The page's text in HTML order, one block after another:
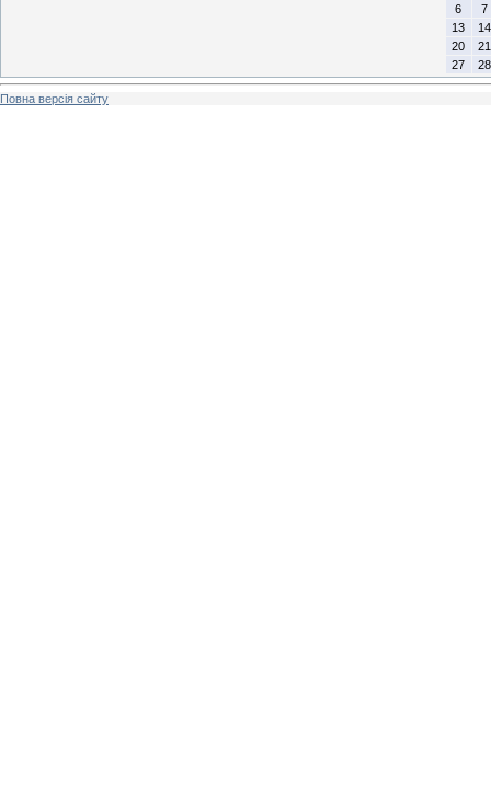
6
7
13
14
20
21
27
28
Повна версія сайту